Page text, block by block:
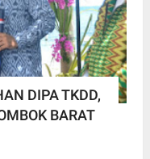
DIPA TKDD,
BARAT